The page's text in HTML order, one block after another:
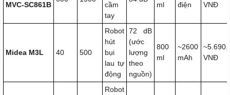
MVC‑SC861B
cầm
tay
ml
điện
VNĐ
Midea M3L 40 500
Robot
hút
bụi
lau tự
động
72 dB
(ước
lượng
theo
nguồn)
800
ml
~2600
mAh
VNĐ
Robot